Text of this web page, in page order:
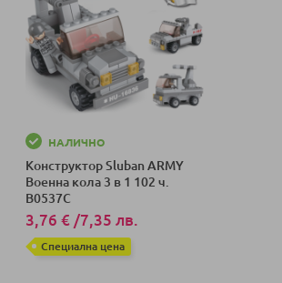
НАЛИЧНО
Конструктор Sluban ARMY
Военна кола 3 в 1 102 ч.
B0537C
3,76 €/7,35 лв.
Специална цена